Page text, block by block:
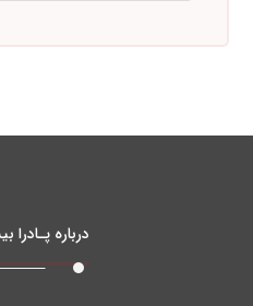
درباره پـادرا